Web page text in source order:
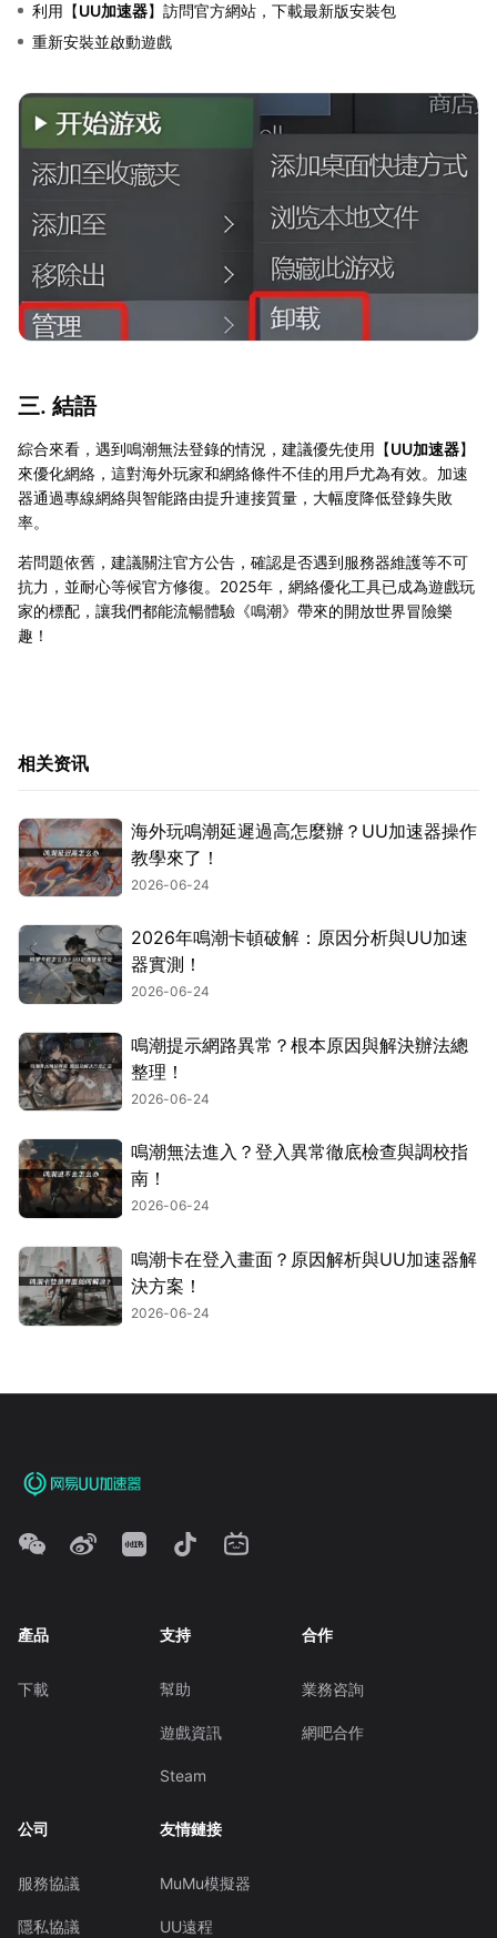
利用【UU加速器】訪問官方網站，下載最新版安裝包
重新安裝並啟動遊戲
三. 結語
綜合來看，遇到鳴潮無法登錄的情況，建議優先使用【UU加速器】
來優化網絡，這對海外玩家和網絡條件不佳的用戶尤為有效。加速
器通過專線網絡與智能路由提升連接質量，大幅度降低登錄失敗
率。
若問題依舊，建議關注官方公告，確認是否遇到服務器維護等不可
抗力，並耐心等候官方修復。2025年，網絡優化工具已成為遊戲玩
家的標配，讓我們都能流暢體驗《鳴潮》帶來的開放世界冒險樂
趣！
相关资讯
海外玩鳴潮延遲過高怎麼辦？UU加速器操作
教學來了！
2026-06-24
2026年鳴潮卡頓破解：原因分析與UU加速
器實測！
2026-06-24
鳴潮提示網路異常？根本原因與解決辦法總
整理！
2026-06-24
鳴潮無法進入？登入異常徹底檢查與調校指
南！
2026-06-24
鳴潮卡在登入畫面？原因解析與UU加速器解
決方案！
2026-06-24
產品
下載
支持
幫助
遊戲資訊
Steam
合作
業務咨詢
網吧合作
公司
服務協議
隱私協議
友情鏈接
MuMu模擬器
UU遠程